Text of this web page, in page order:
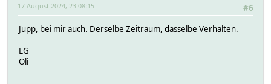
#6
17 August 2024, 23:08:15
Jupp, bei mir auch. Derselbe Zeitraum, dasselbe Verhalten.
LG
Oli